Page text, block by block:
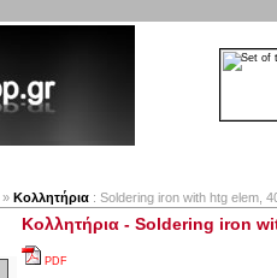
» Κολλητήρια : Soldering iron with htg elem,
Κολλητήρια - Soldering iron
PDF